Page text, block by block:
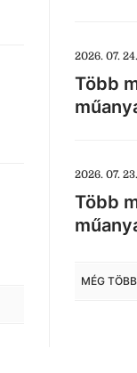
2026. 07.
Több
2026. 07.
Több
MÉG